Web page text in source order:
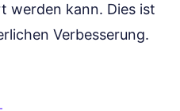
werden kann. Dies ist
Verbesserung.